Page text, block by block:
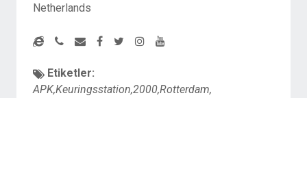
Netherlands
Etiketler:
APK,Keuringsstation,2000,Rotterdam,